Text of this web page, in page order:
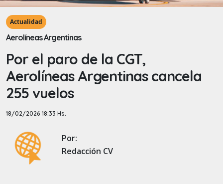
Actualidad
Aerolíneas Argentinas
Por el paro de la CGT,
Aerolíneas Argentinas cancela
255 vuelos
18/02/2026 18:33 Hs.
Por:
Redacción CV